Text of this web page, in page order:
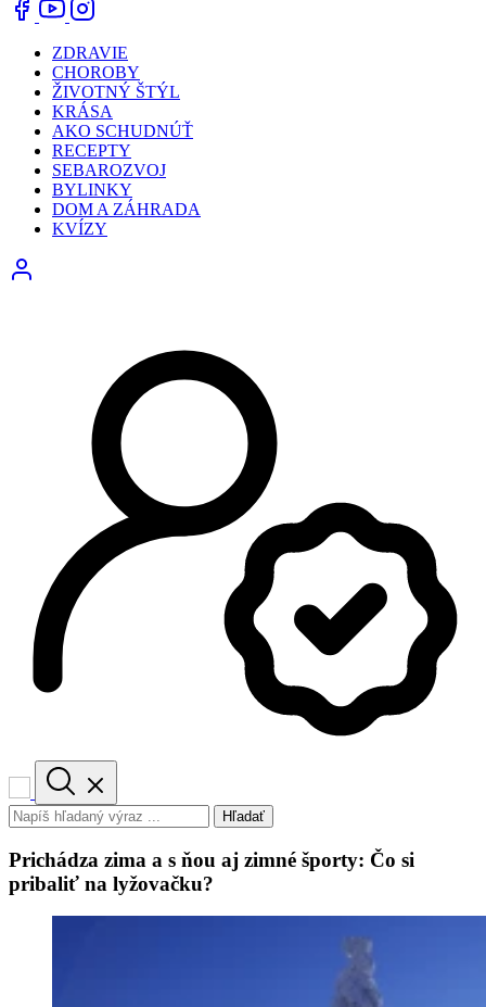
ZDRAVIE
CHOROBY
ŽIVOTNÝ ŠTÝL
KRÁSA
AKO SCHUDNÚŤ
RECEPTY
SEBAROZVOJ
BYLINKY
DOM A ZÁHRADA
KVÍZY
Hľadať
Prichádza zima a s ňou aj zimné športy: Čo si
pribaliť na lyžovačku?